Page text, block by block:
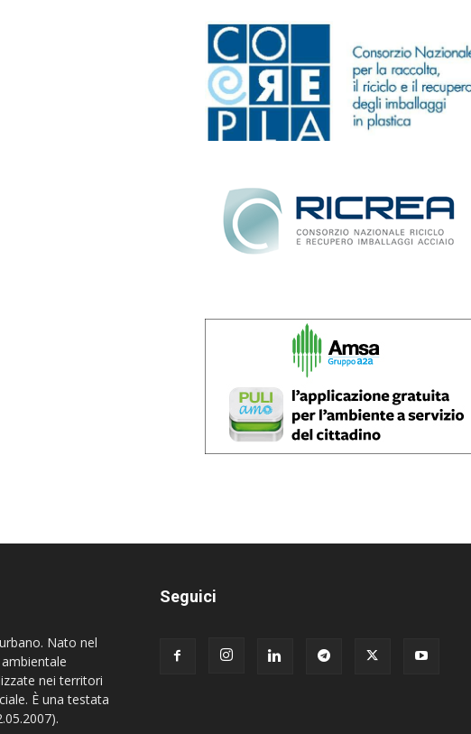
Nato nel
nei territori
È una testata
Seguici